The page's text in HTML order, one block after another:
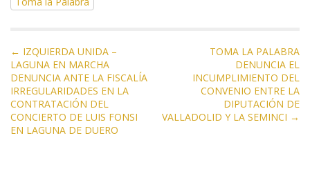
o m
N
a
v
e
g
← IZQUIERDA UNIDA –
LAGUNA EN MARCHA
DENUNCIA ANTE LA FISCALÍA
IRREGULARIDADES EN LA
CONTRATACIÓN DEL
CONCIERTO DE LUIS FONSI
EN LAGUNA DE DUERO
TOMA LA PALABRA
DENUNCIA EL
INCUMPLIMIENTO DEL
CONVENIO ENTRE LA
DIPUTACIÓN DE
VALLADOLID Y LA SEMINCI →